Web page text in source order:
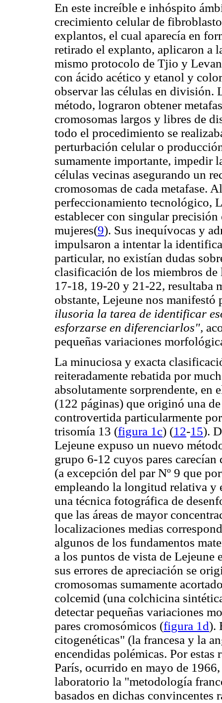
En este increíble e inhóspito
crecimiento celular de
explantos, el cual aparecía en
retirado el explanto, aplicaron a
mismo protocolo de Tjio y
con ácido acético y etanol y
observar las células en división.
método, lograron obtener
cromosomas largos y libres de
todo el procedimiento se
perturbación celular o
sumamente importante, impedir
células vecinas asegurando un
cromosomas de cada metafase.
perfeccionamiento tecnológico,
establecer con singular
mujeres(9). Sus inequívocas y
impulsaron a intentar la
particular, no existían dudas
clasificación de los miembros
17-18, 19-20 y 21-22, resultaba
obstante, Lejeune nos manifestó
ilusoria la tarea de identificar
esforzarse en diferenciarlos",
pequeñas variaciones
La minuciosa y exacta
reiteradamente rebatida por
absolutamente sorprendente, en
(122 páginas) que originó una
controvertida particularmente
trisomía 13 (figura 1c) (12-15).
Lejeune expuso un nuevo
grupo 6-12 cuyos pares carecían
(a excepción del par Nº 9 que
empleando la longitud relativa y
una técnica fotográfica de
que las áreas de mayor
localizaciones medias
algunos de los fundamentos
a los puntos de vista de Lejeune
sus errores de apreciación se
cromosomas sumamente
colcemid (una colchicina
detectar pequeñas variaciones
pares cromosómicos (figura 1d).
citogenéticas" (la francesa y la
encendidas polémicas. Por
París, ocurrido en mayo de
laboratorio la "metodología
basados en dichas convincentes